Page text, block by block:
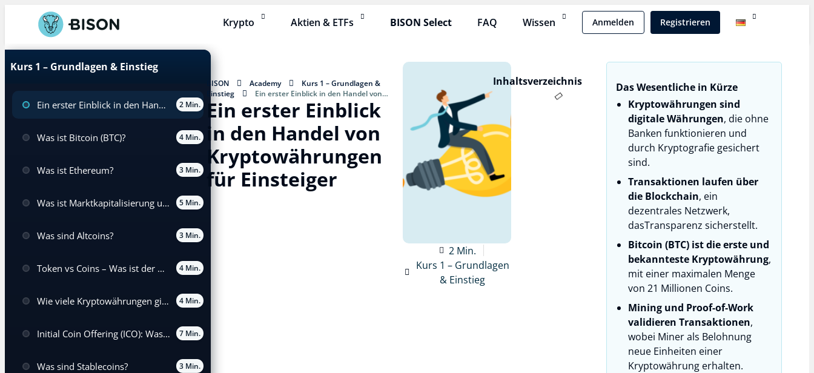
Krypto Aktien & ETFs BISON Select FAQ Wissen Anmelden Registrieren
Kurs 1 – Grundlagen & Einstieg
Ein erster Einblick in den Handel von Kryptowährungen für Einsteiger 2 Min.
Was ist Bitcoin (BTC)? 4 Min.
Was ist Ethereum? 3 Min.
Was ist Marktkapitalisierung und wie wird sie für Kryptowährungen berechnet? 5 Min.
Was sind Altcoins? 3 Min.
Token vs Coins – Was ist der Unterschied? 4 Min.
Wie viele Kryptowährungen gibt es weltweit? 4 Min.
Initial Coin Offering (ICO): Was es bedeutet und wie es funktioniert 7 Min.
Was sind Stablecoins? 3 Min.
BISON Academy
Kurs 1 – Grundlagen &
Einstieg
Ein erster Einblick in den Handel von
Kryptowährungen für Einsteiger
Ein erster Einblick
in den Handel von
Kryptowährungen
für Einsteiger
2 Min.
Kurs 1 – Grundlagen
& Einstieg
Inhaltsverzeichnis
Das Wesentliche in Kürze
Kryptowährungen sind
digitale Währungen, die ohne
Banken funktionieren und
durch Kryptografie gesichert
sind.
Transaktionen laufen über
die Blockchain, ein
dezentrales Netzwerk,
dasTransparenz sicherstellt.
Bitcoin (BTC) ist die erste und
bekannteste Kryptowährung,
mit einer maximalen Menge
von 21 Millionen Coins.
Mining und Proof-of-Work
validieren Transaktionen,
wobei Miner als Belohnung
neue Einheiten einer
Kryptowährung erhalten.